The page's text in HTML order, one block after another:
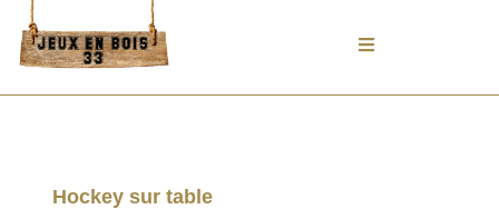
Aller
contenu
Hockey sur table